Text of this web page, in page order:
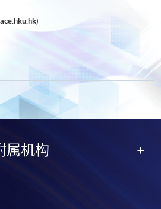
)
属机构